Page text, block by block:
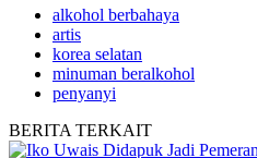
alkohol berbahaya
artis
korea selatan
minuman beralkohol
penyanyi
BERITA TERKAIT